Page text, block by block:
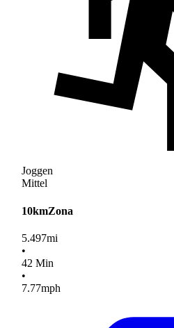
Joggen
Mittel
10kmZona
5.497mi
•
42 Min
•
7.77mph